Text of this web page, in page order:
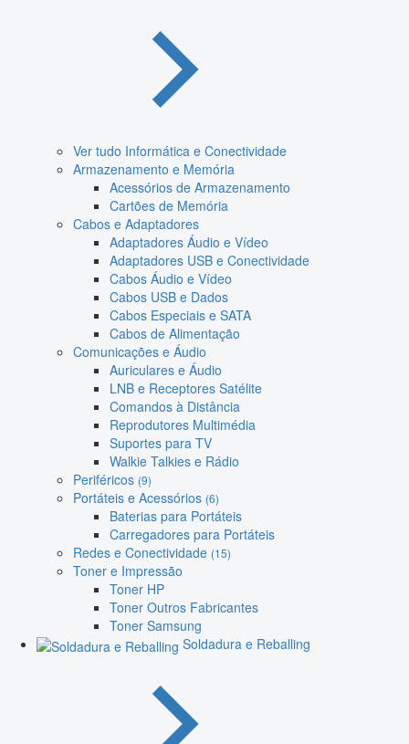
Ver tudo Informática e Conectividade
Armazenamento e Memória
Acessórios de Armazenamento
Cartões de Memória
Cabos e Adaptadores
Adaptadores Áudio e Vídeo
Adaptadores USB e Conectividade
Cabos Áudio e Vídeo
Cabos USB e Dados
Cabos Especiais e SATA
Cabos de Alimentação
Comunicações e Áudio
Auriculares e Áudio
LNB e Receptores Satélite
Comandos à Distância
Reprodutores Multimédia
Suportes para TV
Walkie Talkies e Rádio
Periféricos (9)
Portáteis e Acessórios (6)
Baterias para Portáteis
Carregadores para Portáteis
Redes e Conectividade (15)
Toner e Impressão
Toner HP
Toner Outros Fabricantes
Toner Samsung
Soldadura e Reballing